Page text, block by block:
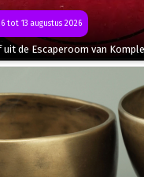
tot 13 augustus 2026
uit de Escaperoom van